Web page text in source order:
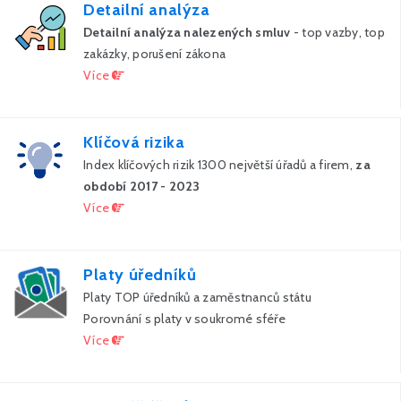
Detailní analýza
Detailní analýza nalezených smluv - top vazby, top
zakázky, porušení zákona
Více
Klíčová rizika
Index klíčových rizik 1300 největší úřadů a firem, za
období 2017 - 2023
Více
Platy úředníků
Platy TOP úředníků a zaměstnanců státu
Porovnání s platy v soukromé sféře
Více